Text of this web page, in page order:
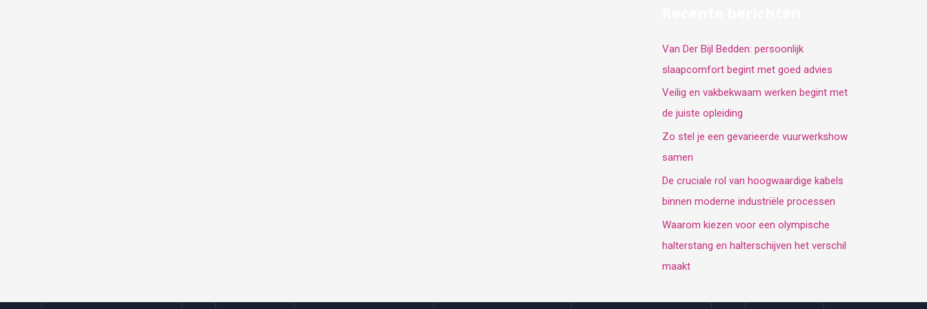
Van Der Bijl Bedden: persoonlijk
slaapcomfort begint met goed advies
Veilig en vakbekwaam werken begint met
de juiste opleiding
Zo stel je een gevarieerde vuurwerkshow
samen
De cruciale rol van hoogwaardige kabels
binnen moderne industriële processen
Waarom kiezen voor een olympische
halterstang en halterschijven het verschil
maakt